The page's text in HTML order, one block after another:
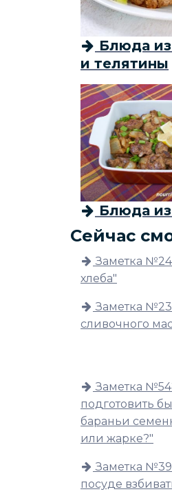
Блюда
и телятины
Блюда
Сейчас
Заметка
хлеба"
Заметка
сливочного
Заметка
подготовить
бараньи
или жарке?"
Заметка
посуде